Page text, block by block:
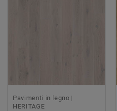
Pavimenti in legno |
HERITAGE